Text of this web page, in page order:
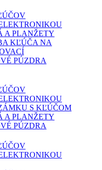
A PLANŽETY
KĽÚČA NA
PÚZDRA
S KĽÚČOM
A PLANŽETY
PÚZDRA